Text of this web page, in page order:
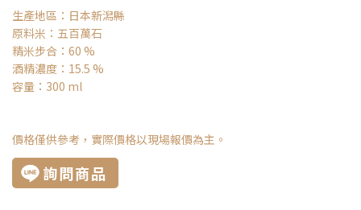
生產地區：日本新潟縣
原料米：五百萬石
精米步合：60 %
酒精濃度：15.5 %
容量：300 ml
價格僅供參考，實際價格以現場報價為主。
詢問商品